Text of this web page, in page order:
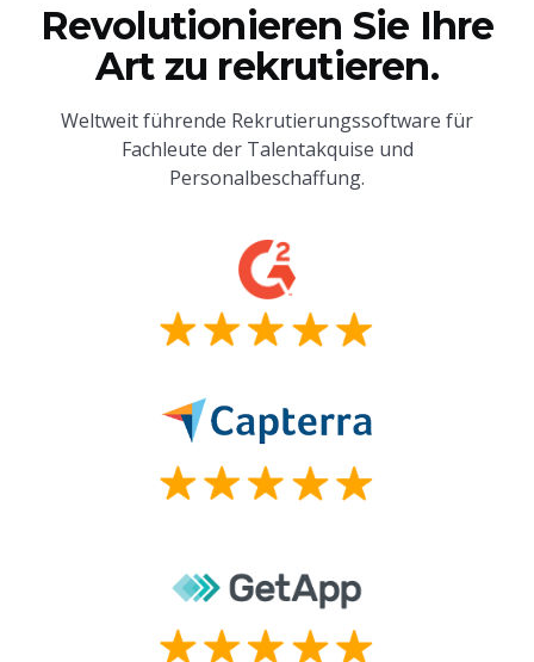
Revolutionieren Sie Ihre
Art zu rekrutieren.
Weltweit führende Rekrutierungssoftware für
Fachleute der Talentakquise und
Personalbeschaffung.